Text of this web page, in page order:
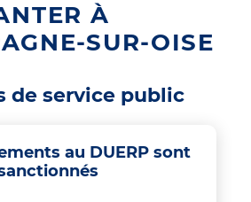
À
SUR-OISE
de service public
au DUERP sont